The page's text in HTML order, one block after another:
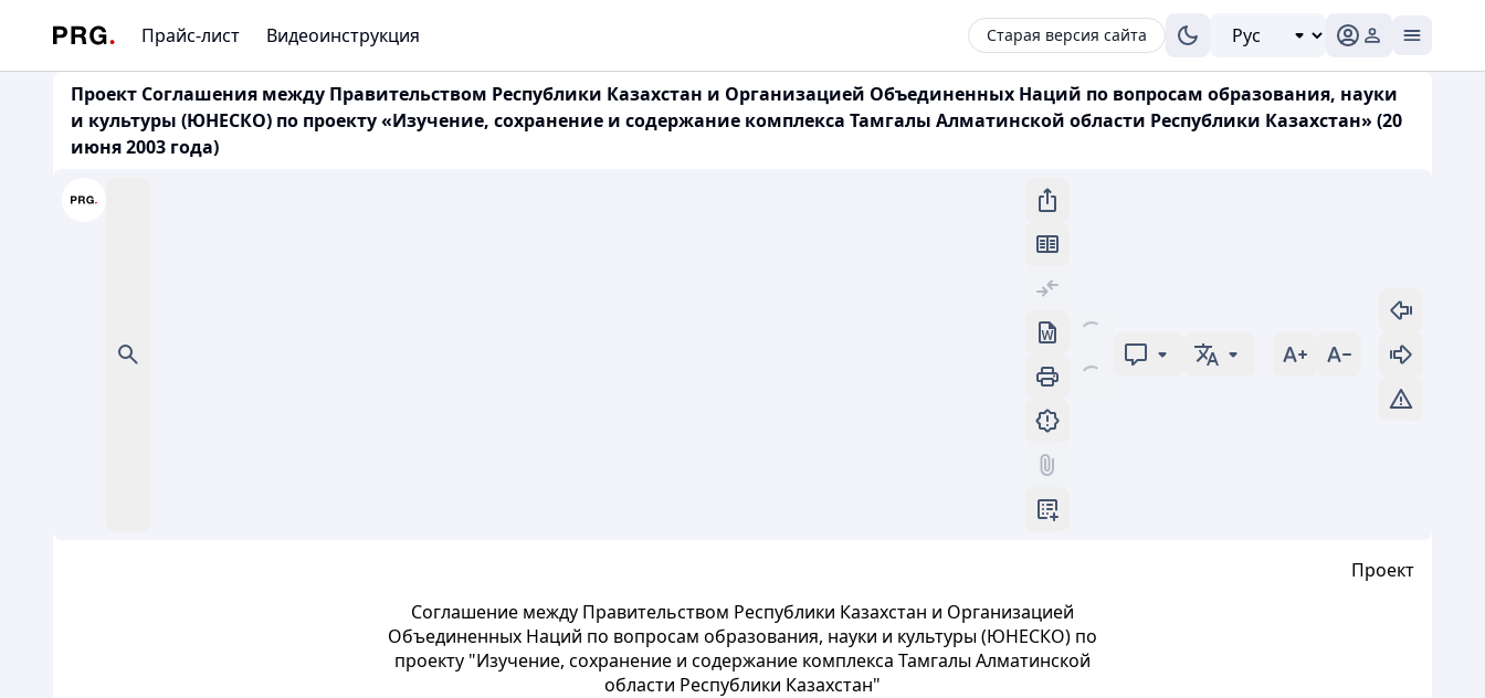
Прайс-лист Видеоинструкция Старая версия сайта
Проект Соглашения между Правительством Республики Казахстан и Организацией Объединенных Наций по вопросам образования, науки
и культуры (ЮНЕСКО) по проекту «Изучение, сохранение и содержание комплекса Тамгалы Алматинской области Республики Казахстан» (20
июня 2003 года)
Проект
Соглашение между Правительством Республики Казахстан и Организацией
Объединенных Наций по вопросам образования, науки и культуры (ЮНЕСКО) по
проекту "Изучение, сохранение и содержание комплекса Тамгалы Алматинской
области Республики Казахстан"